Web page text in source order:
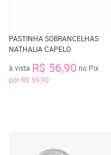
PASTINHA SOBRANCELHAS
NATHALIA CAPELO
à vista R$ 56,90 no Pix
por R$ 59,90